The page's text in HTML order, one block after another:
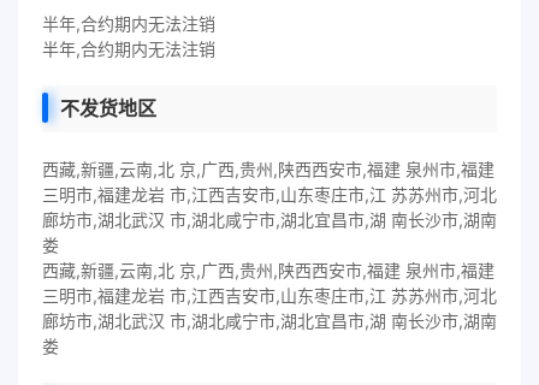
半年,合约期内无法注销
半年,合约期内无法注销
不发货地区
西藏,新疆,云南,北 京,广西,贵州,陕西西安市,福建 泉州市,福建
三明市,福建龙岩 市,江西吉安市,山东枣庄市,江 苏苏州市,河北
廊坊市,湖北武汉 市,湖北咸宁市,湖北宜昌市,湖 南长沙市,湖南
娄
西藏,新疆,云南,北 京,广西,贵州,陕西西安市,福建 泉州市,福建
三明市,福建龙岩 市,江西吉安市,山东枣庄市,江 苏苏州市,河北
廊坊市,湖北武汉 市,湖北咸宁市,湖北宜昌市,湖 南长沙市,湖南
娄